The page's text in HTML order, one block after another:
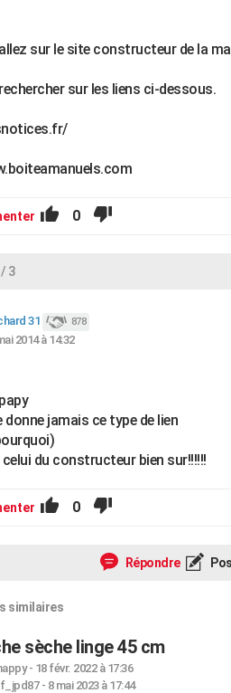
sur le site constructeur de la
sur les liens ci-dessous.
0
/ 3
31 878
2014 à 14:32
donne jamais ce type de lien
du constructeur bien sur!!!!!!
0
Répondre
similaires
sèche linge 45 cm
- 18 févr. 2022 à 17:36
- 8 mai 2023 à 17:44